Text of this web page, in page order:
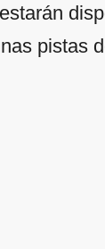
pistas